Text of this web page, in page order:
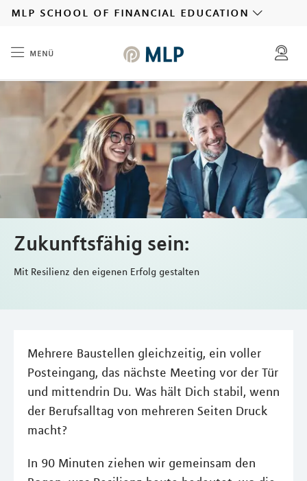
mlp school of financial education
menü
Zukunftsfähig sein:
Mit Resilienz den eigenen Erfolg gestalten
Mehrere Baustellen gleichzeitig, ein voller
Posteingang, das nächste Meeting vor der Tür
und mittendrin Du. Was hält Dich stabil, wenn
der Berufsalltag von mehreren Seiten Druck
macht?
In 90 Minuten ziehen wir gemeinsam den